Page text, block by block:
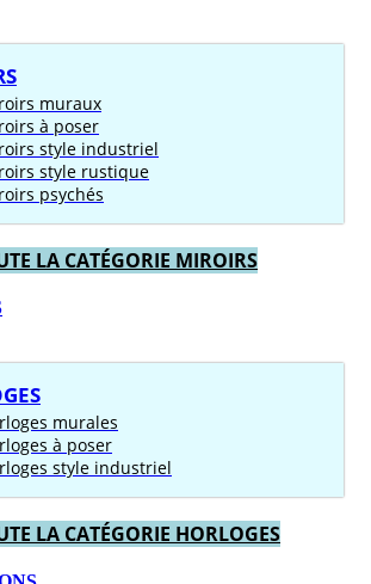
muraux
à poser
style industriel
style rustique
psychés
LA CATÉGORIE MIROIRS
murales
à poser
style industriel
LA CATÉGORIE HORLOGES